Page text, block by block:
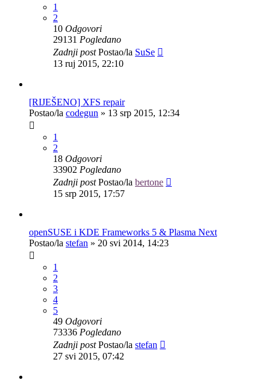
1
2
10 Odgovori
29131 Pogledano
Zadnji postPostao/la SuSe
13 ruj 2015, 22:10
[RIJEŠENO] XFS repair
Postao/la codegun » 13 srp 2015, 12:34
1
2
18 Odgovori
33902 Pogledano
Zadnji postPostao/la bertone
15 srp 2015, 17:57
openSUSE i KDE Frameworks 5 & Plasma Next
Postao/la stefan » 20 svi 2014, 14:23
1
2
3
4
5
49 Odgovori
73336 Pogledano
Zadnji postPostao/la stefan
27 svi 2015, 07:42